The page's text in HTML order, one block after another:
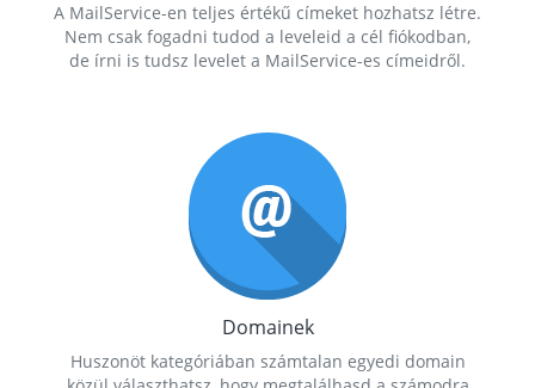
A MailService-en teljes értékű címeket hozhatsz létre.
Nem csak fogadni tudod a leveleid a cél fiókodban,
de írni is tudsz levelet a MailService-es címeidről.
Domainek
Huszonöt kategóriában számtalan egyedi domain